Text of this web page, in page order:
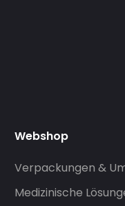
Webshop
Verpackungen &
Medizinische